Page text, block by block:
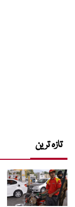
تازہ ترین